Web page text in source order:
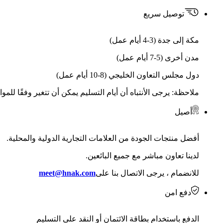
توصيل سريع
مكة إلى جدة (3-4 أيام عمل)
مدن أخرى (5-7 أيام عمل)
دول مجلس التعاون الخليجي (8-10 أيام عمل)
ملاحظة: يرجى الأنتباه أن أيام التسليم يمكن أن تتغير وفقًا
أصيل
أفضل منتجات الجودة من العلامات التجارية الدولية والمحلية.
لدينا تعاون مباشر مع جميع البائعين.
للانضمام ، يرجى الاتصال بنا علىmeet@hnak.com
دفع امن
الدفع باستخدام بطاقة الائتمان أو النقد على التسليم